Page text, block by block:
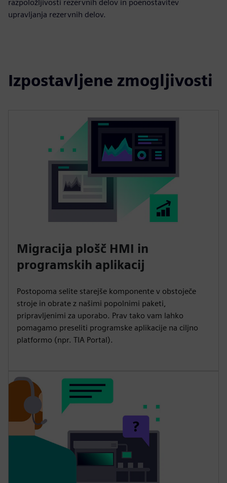
razpoložljivosti rezervnih delov in poenostavitev
upravljanja rezervnih delov.
Izpostavljene zmogljivosti
Migracija plošč HMI in
programskih aplikacij
Postopoma selite starejše komponente v obstoječe
stroje in obrate z našimi popolnimi paketi,
pripravljenimi za uporabo. Prav tako vam lahko
pomagamo preseliti programske aplikacije na ciljno
platformo (npr. TIA Portal).